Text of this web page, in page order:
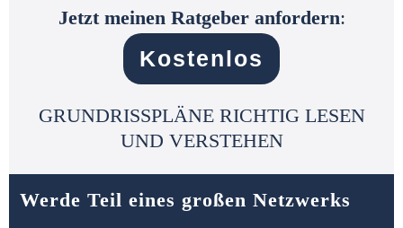
Jetzt meinen Ratgeber anfordern:
Kostenlos
GRUNDRISSPLÄNE RICHTIG LESEN
UND VERSTEHEN
Werde Teil eines großen Netzwerks